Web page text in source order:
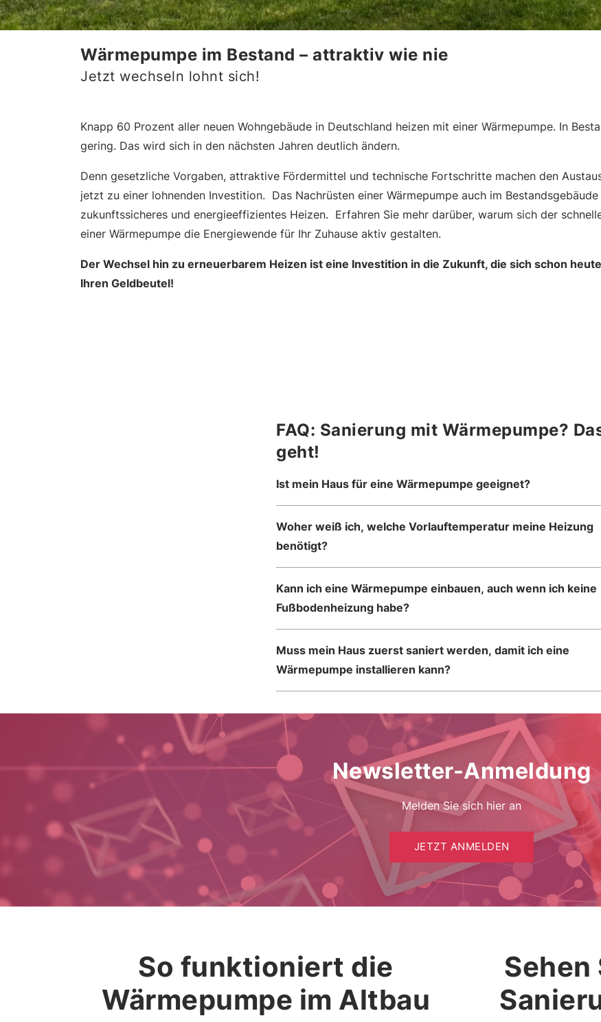
Wärmepumpe im Bestand – attraktiv wie nie
Jetzt wechseln lohnt sich!
Knapp 60 Prozent aller neuen Wohngebäude in Deutschland heizen mit einer Wärmepumpe. In
gering. Das wird sich in den nächsten Jahren deutlich ändern.
Denn gesetzliche Vorgaben, attraktive Fördermittel und technische Fortschritte machen den
jetzt zu einer lohnenden Investition. Das Nachrüsten einer Wärmepumpe auch im
zukunftssicheres und energieeffizientes Heizen. Erfahren Sie mehr darüber, warum sich der
einer Wärmepumpe die Energiewende für Ihr Zuhause aktiv gestalten.
Der Wechsel hin zu erneuerbarem Heizen ist eine Investition in die Zukunft, die sich schon
Ihren Geldbeutel!
FAQ: Sanierung mit Wärmepumpe?
geht!
Ist mein Haus für eine Wärmepumpe geeignet?
Woher weiß ich, welche Vorlauftemperatur meine Heizung
benötigt?
Kann ich eine Wärmepumpe einbauen, auch wenn ich keine
Fußbodenheizung habe?
Muss mein Haus zuerst saniert werden, damit ich eine
Wärmepumpe installieren kann?
Newsletter-Anmeldung
Melden Sie sich hier an
JETZT ANMELDEN
So funktioniert die
Wärmepumpe im Altbau
Sehen